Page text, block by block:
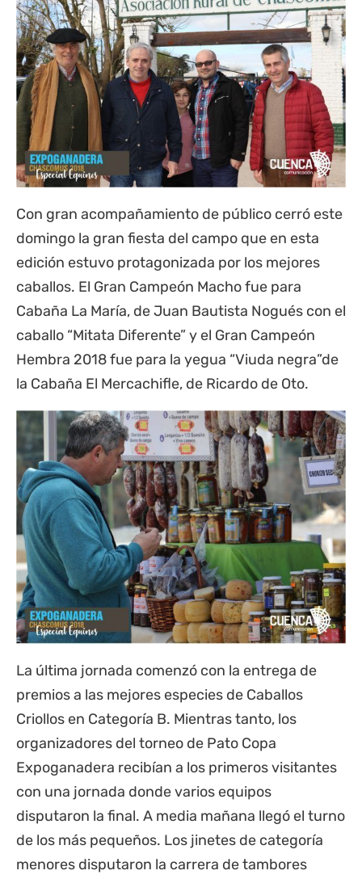
Con gran acompañamiento de público cerró este
domingo la gran fiesta del campo que en esta
edición estuvo protagonizada por los mejores
caballos. El Gran Campeón Macho fue para
Cabaña La María, de Juan Bautista Nogués con el
caballo “Mitata Diferente” y el Gran Campeón
Hembra 2018 fue para la yegua “Viuda negra”de
la Cabaña El Mercachifle, de Ricardo de Oto.
La última jornada comenzó con la entrega de
premios a las mejores especies de Caballos
Criollos en Categoría B. Mientras tanto, los
organizadores del torneo de Pato Copa
Expoganadera recibían a los primeros visitantes
con una jornada donde varios equipos
disputaron la final. A media mañana llegó el turno
de los más pequeños. Los jinetes de categoría
menores disputaron la carrera de tambores